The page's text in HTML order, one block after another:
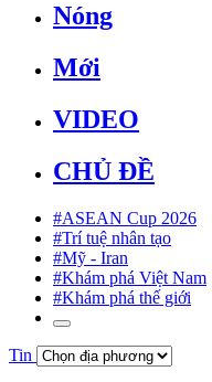
Nóng
Mới
VIDEO
CHỦ ĐỀ
#ASEAN Cup 2026
#Trí tuệ nhân tạo
#Mỹ - Iran
#Khám phá Việt Nam
#Khám phá thế giới
Tin